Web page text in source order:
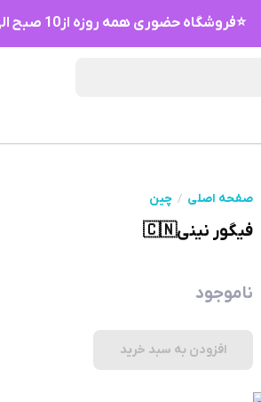
⭐فروشگاه حضوری همه روزه از10 صبح الی 10 شب⭐
صفحه اصلی چین
فیگور نینی🇨🇳
ناموجود
افزودن به سبد خرید